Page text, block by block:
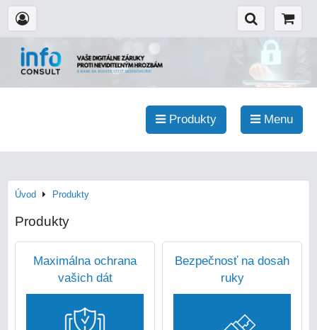
Produkty Menu
Úvod Produkty
Produkty
Maximálna ochrana
vašich dát
Bezpečnosť na dosah
ruky